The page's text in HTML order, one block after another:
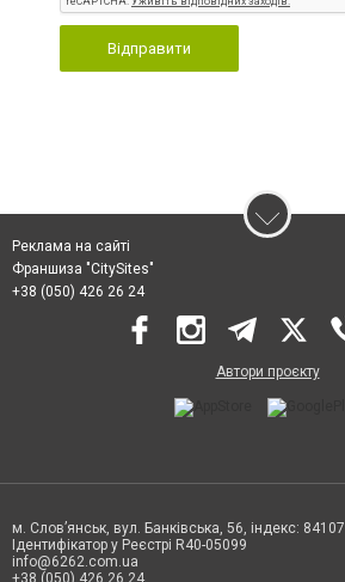
Відправити
Реклама на сайті
Франшиза "CitySites"
+38 (050) 426 26 24
Автори проєкту
м. Слов’янськ, вул. Банківська, 56, індекс: 84107
Ідентифікатор у Реєстрі R40-05099
info@6262.com.ua
+38 (050) 426 26 24